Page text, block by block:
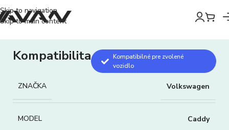
Skip to navigation
Skip to main content
Kompatibilita
Kompatibilné pre zvolené
vozidlo
ZNAČKA Volkswagen
MODEL Caddy